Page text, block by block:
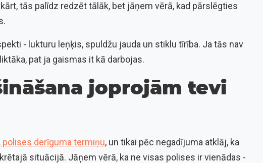
tās palīdz redzēt tālāk, bet jāņem vērā, kad pārslēgties
- lukturu leņķis, spuldžu jauda un stiklu tīrība. Ja tās nav
pat ja gaismas it kā darbojas.
joprojām tevi
polises derīguma termiņu, un tikai pēc negadījuma atklāj, ka
situācijā. Jāņem vērā, ka ne visas polises ir vienādas -